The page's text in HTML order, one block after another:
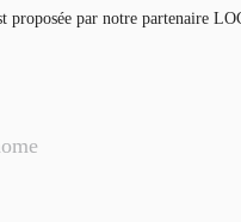
proposée par notre partenaire